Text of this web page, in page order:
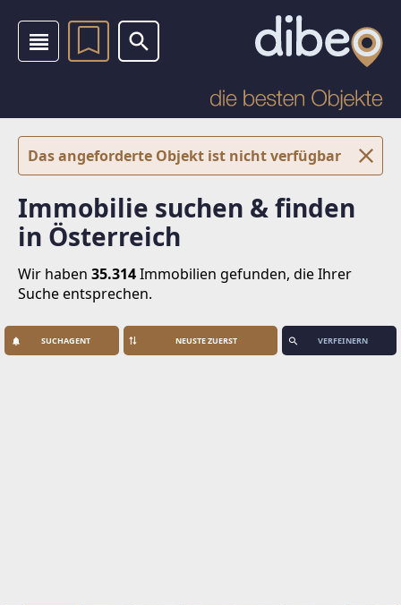
Das angeforderte Objekt ist nicht verfügbar
Immobilie suchen & finden
in Österreich
Wir haben 35.314Immobilien gefunden, die Ihrer
Suche entsprechen.
SUCHAGENT VERFEINERN